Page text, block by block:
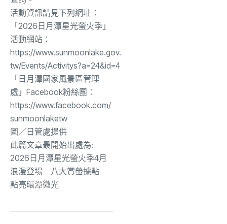
活動資訊請見下列網址：
「2026日月潭星光螢火季」
活動網站：
https://www.sunmoonlake.gov.
tw/Events/Activitys?a=24&id=4
「日月潭國家風景區管理
處」Facebook粉絲團：
https://www.facebook.com/
sunmoonlaketw
圖／日管處提供
此篇文章最開始出處為:
2026日月潭星光螢火季4月
浪漫登場 八大賞螢據點
點亮環潭微光